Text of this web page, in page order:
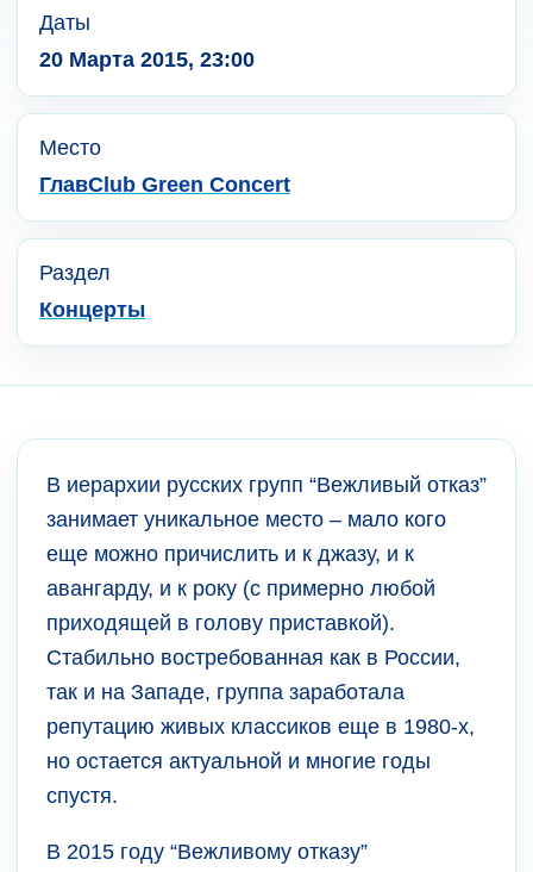
Даты
20 Марта 2015, 23:00
Место
ГлавClub Green Concert
Раздел
Концерты
В иерархии русских групп “Вежливый отказ”
занимает уникальное место – мало кого
еще можно причислить и к джазу, и к
авангарду, и к року (с примерно любой
приходящей в голову приставкой).
Стабильно востребованная как в России,
так и на Западе, группа заработала
репутацию живых классиков еще в 1980-х,
но остается актуальной и многие годы
спустя.
В 2015 году “Вежливому отказу”